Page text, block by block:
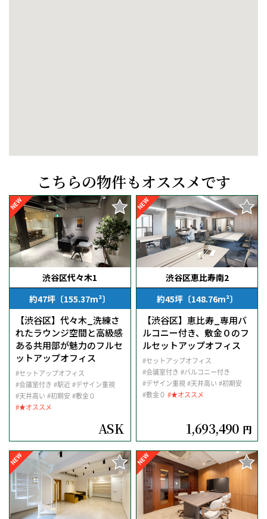
こちらの物件もオススメです
NEW
渋谷区代々木1
約47坪〔155.37m²〕
【渋谷区】代々木_洗練さ
れたラウンジ空間と高級感
ある共用部が魅力のフルセ
ットアップオフィス
#セットアップオフィス
#会議室付き #駅近 #デザイン重視
#天井高い #初期安 #敷金０
#★オススメ
ASK
NEW
渋谷区恵比寿南2
約45坪〔148.76m²〕
【渋谷区】恵比寿_専用バ
ルコニー付き、敷金０のフ
ルセットアップオフィス
#セットアップオフィス
#会議室付き #バルコニー付き
#デザイン重視#天井高い #初期安
#敷金０ #★オススメ
1,693,490 円
NEW NEW